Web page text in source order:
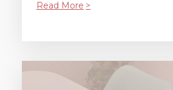
Read More